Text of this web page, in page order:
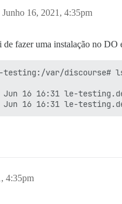
Junho 16, 2021, 4:35pm
fazer uma instalação no DO
testing:/var/
16 16:31 le-
4:35pm